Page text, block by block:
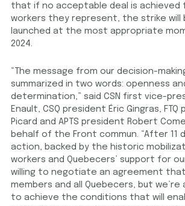
that if no acceptable deal is achieved
workers they represent, the strike will
launched at the most appropriate
2024.
“The message from our decision-
summarized in two words: openness
determination,” said CSN first vice-
Enault, CSQ president Éric Gingras, FTQ
Picard and APTS president Robert
behalf of the Front commun. “After 11
action, backed by the historic
workers and Quebecers’ support for
willing to negotiate an agreement
members and all Quebecers, but
to achieve the conditions that will